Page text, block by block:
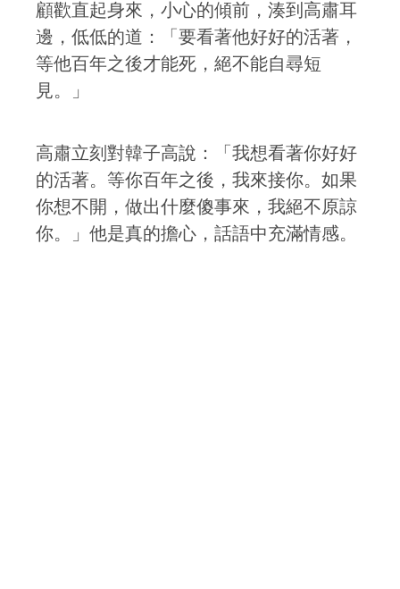
顧歡直起身來，小心的傾前，湊到高肅耳
邊，低低的道：「要看著他好好的活著，
等他百年之後才能死，絕不能自尋短
見。」
高肅立刻對韓子高說：「我想看著你好好
的活著。等你百年之後，我來接你。如果
你想不開，做出什麼傻事來，我絕不原諒
你。」他是真的擔心，話語中充滿情感。